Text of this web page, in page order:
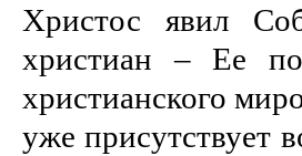
Христос явил
христиан – Ее
христианского
уже присутствует